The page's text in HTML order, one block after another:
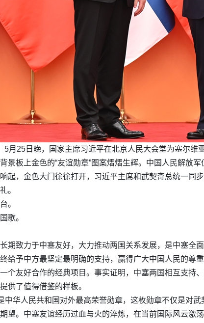
5月25日晚，国家主席习近平在北京人民大会堂为塞尔维
景板上金色的“友谊勋章”图案熠熠生辉。中国人民解放军
起，金色大门徐徐打开，习近平主席和武契奇总统一同
。
。
歌。
期致力于中塞友好，大力推动两国关系发展，是中塞全
给予中方最坚定最明确的支持，赢得广大中国人民的尊
个友好合作的经典项目。事实证明，中塞两国相互支持
供了值得借鉴的样板。
中华人民共和国对外最高荣誉勋章，这枚勋章不仅是对
望。中塞友谊经历过血与火的淬炼，在当前国际风云激